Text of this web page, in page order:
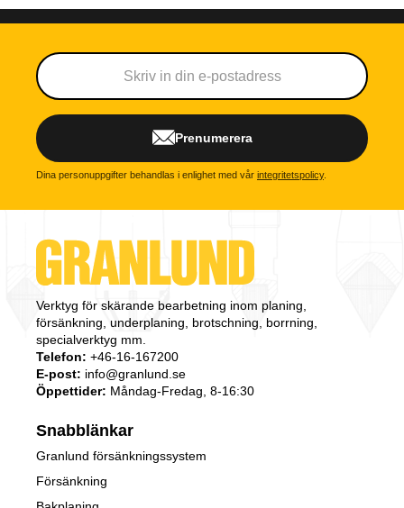
Prenumerera
Dina personuppgifter behandlas i enlighet med vår integritetspolicy.
Verktyg för skärande bearbetning inom planing,
försänkning, underplaning, brotschning, borrning,
specialverktyg mm.
Telefon: +46-16-167200
E-post: info@granlund.se
Öppettider: Måndag-Fredag, 8-16:30
Snabblänkar
Granlund försänkningssystem
Försänkning